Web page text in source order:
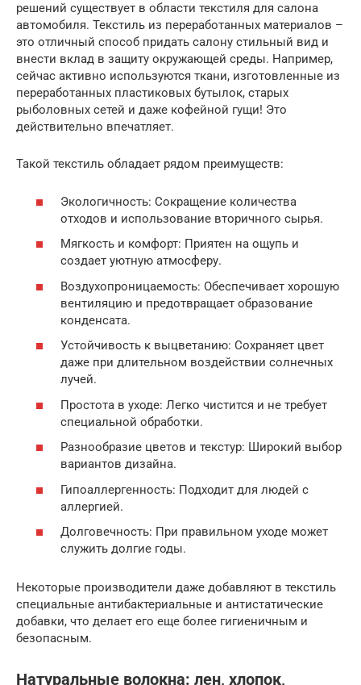
решений существует в области текстиля для салона
автомобиля. Текстиль из переработанных материалов –
это отличный способ придать салону стильный вид и
внести вклад в защиту окружающей среды. Например,
сейчас активно используются ткани, изготовленные из
переработанных пластиковых бутылок, старых
рыболовных сетей и даже кофейной гущи! Это
действительно впечатляет.
Такой текстиль обладает рядом преимуществ:
Экологичность: Сокращение количества
отходов и использование вторичного сырья.
Мягкость и комфорт: Приятен на ощупь и
создает уютную атмосферу.
Воздухопроницаемость: Обеспечивает хорошую
вентиляцию и предотвращает образование
конденсата.
Устойчивость к выцветанию: Сохраняет цвет
даже при длительном воздействии солнечных
лучей.
Простота в уходе: Легко чистится и не требует
специальной обработки.
Разнообразие цветов и текстур: Широкий выбор
вариантов дизайна.
Гипоаллергенность: Подходит для людей с
аллергией.
Долговечность: При правильном уходе может
служить долгие годы.
Некоторые производители даже добавляют в текстиль
специальные антибактериальные и антистатические
добавки, что делает его еще более гигиеничным и
безопасным.
Натуральные волокна: лен, хлопок,